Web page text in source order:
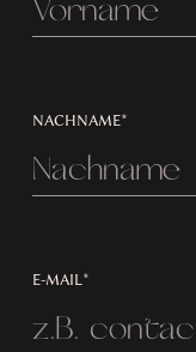
NACHNAME*
E-MAIL*